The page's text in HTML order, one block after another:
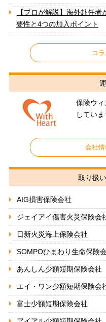
【プロが解説】海外赴任
要性と4つの加入ポイント
コ
保険ウ
していま
会社
取り扱
AIG損害保険会社
ジェイアイ傷害火災保険会
日新火災海上保険会社
SOMPOひまわり生命保険
あんしん少額短期保険会社
エイ・ワン少額短期保険会
富士少額短期保険会社